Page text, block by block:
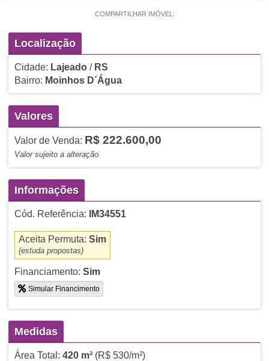
COMPARTILHAR IMÓVEL:
Localização
Cidade: Lajeado/ RS
Bairro: Moinhos D´Água
Valores
Valor de Venda: R$ 222.600,00
Valor sujeito a alteração
Informações
Cód. Referência: IM34551
Aceita Permuta: Sim
(estuda propostas)
Financiamento: Sim
Simular Financimento
Medidas
Área Total: 420 m²(R$ 530/m²)